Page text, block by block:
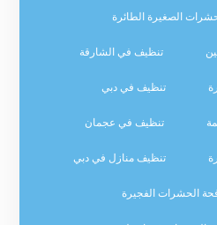
الصغيرة الطائرة
تنظيف في الشارقة
تنظيف في دبي
تنظيف في عجمان
تنظيف منازل في دبي
الحشرات الفجيرة